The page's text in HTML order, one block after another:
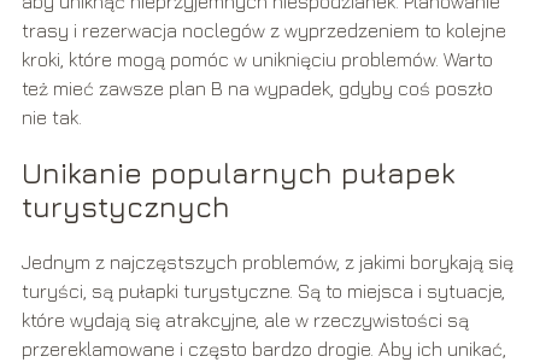
trasy i rezerwacja noclegów z wyprzedzeniem to kolejne
kroki, które mogą pomóc w uniknięciu problemów. Warto
też mieć zawsze plan B na wypadek, gdyby coś poszło
nie tak.
Unikanie popularnych pułapek
turystycznych
Jednym z najczęstszych problemów, z jakimi borykają się
turyści, są pułapki turystyczne. Są to miejsca i sytuacje,
które wydają się atrakcyjne, ale w rzeczywistości są
przereklamowane i często bardzo drogie. Aby ich unikać,